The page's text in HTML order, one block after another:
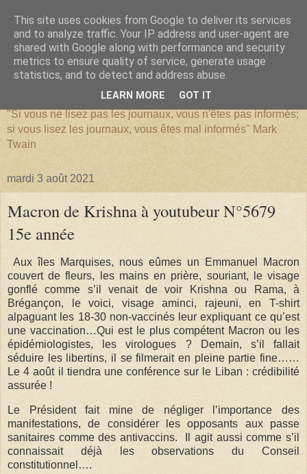
SERIATIM
"Si vous ne lisez pas les journaux, vous n'êtes pas informés;
si vous lisez les journaux, vous êtes mal informés" Mark
Twain
mardi 3 août 2021
Macron de Krishna à youtubeur N°5679
15e année
Aux îles Marquises, nous eûmes un Emmanuel Macron
couvert de fleurs, les mains en prière, souriant, le visage
gonflé comme s’il venait de voir Krishna ou Rama, à
Brégançon, le voici, visage aminci, rajeuni, en T-shirt
alpaguant les 18-30 non-vaccinés leur expliquant ce qu’est
une vaccination…Qui est le plus compétent Macron ou les
épidémiologistes, les virologues ? Demain, s’il fallait
séduire les libertins, il se filmerait en pleine partie fine……
Le 4 août il tiendra une conférence sur le Liban : crédibilité
assurée !
Le Président fait mine de négliger l’importance des
manifestations, de considérer les opposants aux passe
sanitaires comme des antivaccins.
Il agit aussi comme s’il
connaissait déjà les observations du Conseil
constitutionnel….
This site uses cookies from Google to deliver its services
and to analyze traffic. Your IP address and user-agent are
shared with Google along with performance and security
metrics to ensure quality of service, generate usage
statistics, and to detect and address abuse.
LEARN MORE GOT IT